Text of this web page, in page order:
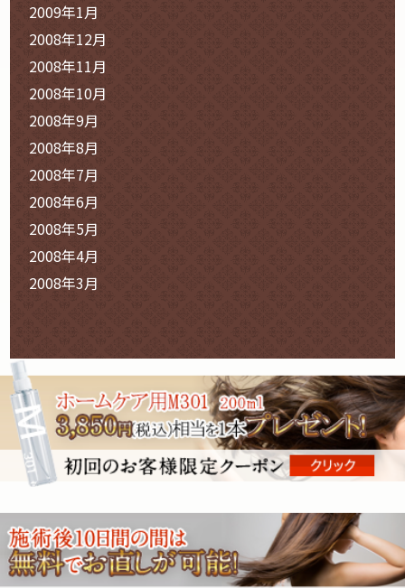
2009年1月
2008年12月
2008年11月
2008年10月
2008年9月
2008年8月
2008年7月
2008年6月
2008年5月
2008年4月
2008年3月